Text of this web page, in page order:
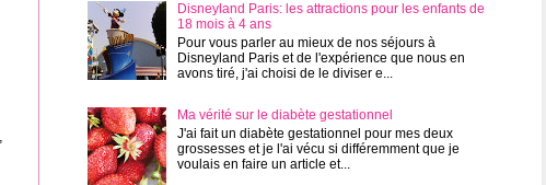
Disneyland Paris: les attractions pour les enfants de
18 mois à 4 ans
Pour vous parler au mieux de nos séjours à
Disneyland Paris et de l'expérience que nous en
avons tiré, j'ai choisi de le diviser e...
Ma vérité sur le diabète gestationnel
J'ai fait un diabète gestationnel pour mes deux
grossesses et je l'ai vécu si différemment que je
voulais en faire un article et...